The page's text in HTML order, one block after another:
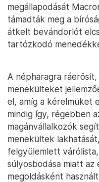
megállapodását
támadták meg a
átkelt bevándorlót
tartózkodó
A népharagra
menekülteket
el, amíg a kérelmüket
mindig így, régebben
magánvállalkozók
menekültek
felgyülemlett
súlyosbodása miatt
megoldásként